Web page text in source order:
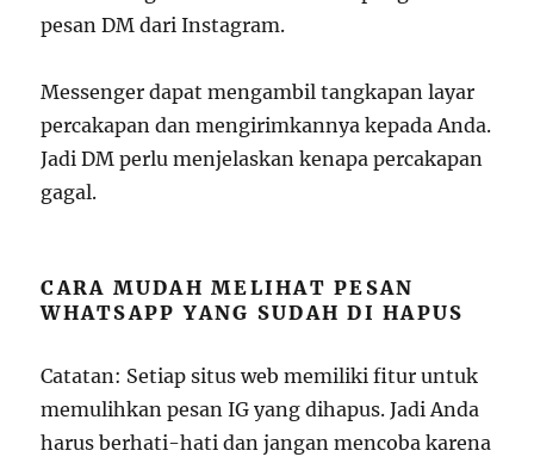
pesan DM dari Instagram.
Messenger dapat mengambil tangkapan layar
percakapan dan mengirimkannya kepada Anda.
Jadi DM perlu menjelaskan kenapa percakapan
gagal.
CARA MUDAH MELIHAT PESAN
WHATSAPP YANG SUDAH DI HAPUS
Catatan: Setiap situs web memiliki fitur untuk
memulihkan pesan IG yang dihapus. Jadi Anda
harus berhati-hati dan jangan mencoba karena